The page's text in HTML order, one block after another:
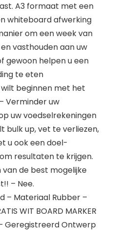
A3 formaat met een
whiteboard afwerking
om een ​​week van
vasthouden aan uw
gewoon helpen u een
te eten
wilt beginnen met het
Verminder uw
uw voedselrekeningen
bulk up, vet te verliezen,
u ook een doel-
resultaten te krijgen.
de best mogelijke
– Nee.
– Materiaal Rubber –
WIT BOARD MARKER
– Geregistreerd Ontwerp